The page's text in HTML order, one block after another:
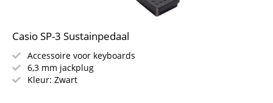
Casio SP-3 Sustainpedaal
Accessoire voor keyboards
6,3 mm jackplug
Kleur: Zwart